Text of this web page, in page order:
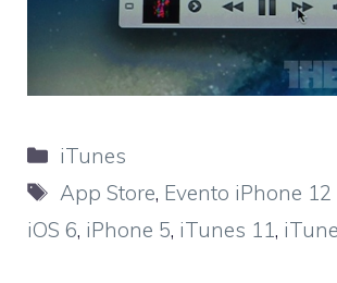
Categorie
iTunes
Tag
App Store, Evento iPhone
iOS 6, iPhone 5, iTunes 11,